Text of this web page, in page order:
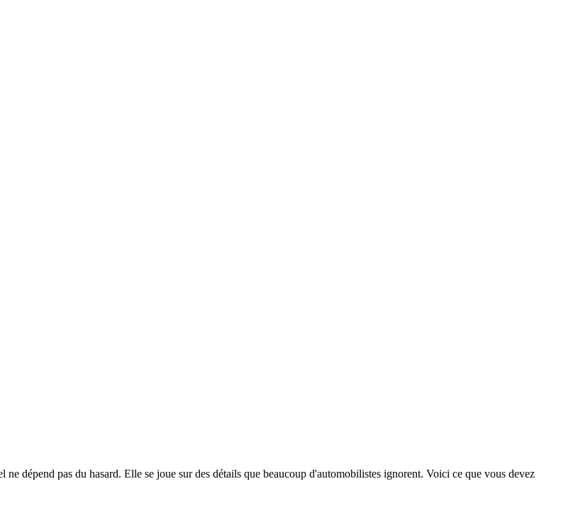
dépend pas du hasard. Elle se joue sur des détails que beaucoup d'automobilistes ignorent. Voici ce que vous devez